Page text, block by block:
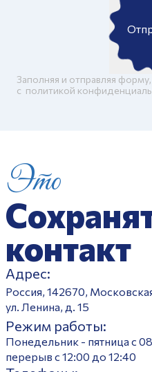
Заполняя и отправляя
c политикой
Это
контакт
Адрес:
Россия, 142670,
ул. Ленина, д. 15
Режим работы:
Понедельник - пятница с
перерыв с 12:00 до 12:40